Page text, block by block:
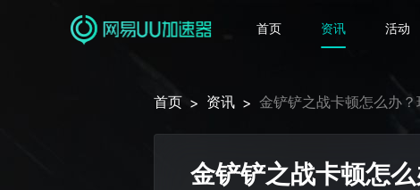
首页 资讯 活动
首页 > 资讯 > 金铲铲之战卡顿怎么办？
金铲铲之战卡顿怎